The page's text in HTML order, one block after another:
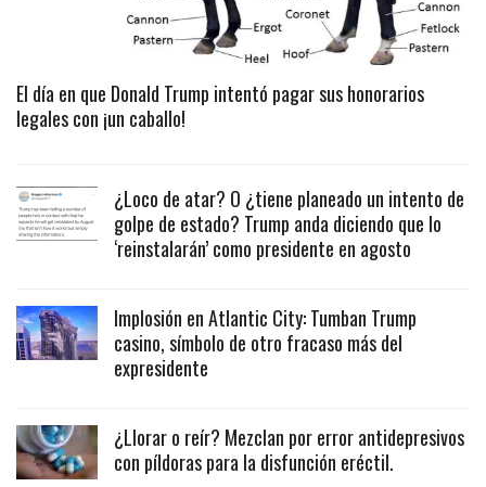
El día en que Donald Trump intentó pagar sus honorarios
legales con ¡un caballo!
¿Loco de atar? O ¿tiene planeado un intento de
golpe de estado? Trump anda diciendo que lo
‘reinstalarán’ como presidente en agosto
Implosión en Atlantic City: Tumban Trump
casino, símbolo de otro fracaso más del
expresidente
¿Llorar o reír? Mezclan por error antidepresivos
con píldoras para la disfunción eréctil.